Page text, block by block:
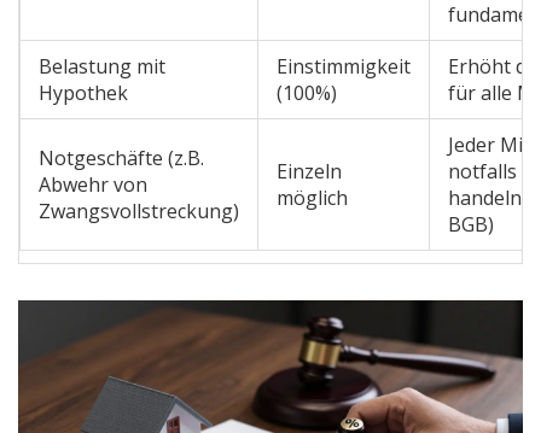
Belastung mit
Hypothek
Einstimmigkeit
(100%)
Erhöht
für alle
Notgeschäfte (z.B.
Abwehr von
Zwangsvollstreckung)
Einzeln
möglich
Jeder
notfalls
handeln
BGB)